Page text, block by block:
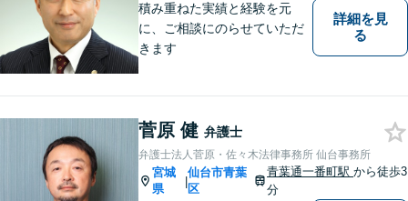
積み重ねた実績と経験を元
に、ご相談にのらせていただ
きます
詳細を見
る
菅原 健 弁護士
弁護士法人菅原・佐々木法律事務所 仙台事務所
宮城
県
|
仙台市青葉
区
青葉通一番町駅から徒歩3
分